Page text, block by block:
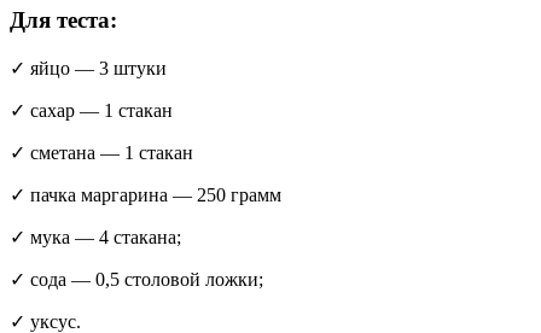
Для теста:
✓ яйцо — 3 штуки
✓ сахар — 1 стакан
✓ сметана — 1 стакан
✓ пачка маргарина — 250 грамм
✓ мука — 4 стакана;
✓ сода — 0,5 столовой ложки;
✓ уксус.